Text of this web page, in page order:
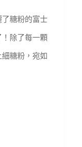
糖粉的富士
除了每一顆
糖粉，宛如